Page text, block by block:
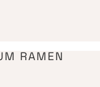
RAMEN